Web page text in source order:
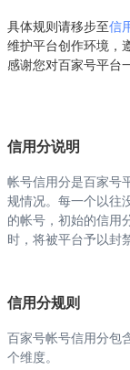
具体规则请移步至信
维护平台创作环境，
感谢您对百家号平台
信用分说明
帐号信用分是百家号
规情况。每一个以往
的帐号，初始的信用
时，将被平台予以封
信用分规则
百家号帐号信用分包
个维度。